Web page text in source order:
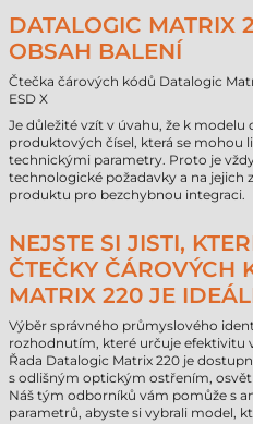
DATALOGIC MATRIX
OBSAH BALENÍ
Čtečka čárových kódů Datalogic
ESD X
Je důležité vzít v úvahu, že k
produktových čísel, která se mohou
technickými parametry. Proto je
technologické požadavky a na jejich
produktu pro bezchybnou integraci.
NEJSTE SI JISTI,
ČTEČKY ČÁROVÝCH
MATRIX 220 JE
Výběr správného průmyslového
rozhodnutím, které určuje efektivitu
Řada Datalogic Matrix 220 je
s odlišným optickým ostřením,
Náš tým odborníků vám pomůže s
parametrů, abyste si vybrali model,